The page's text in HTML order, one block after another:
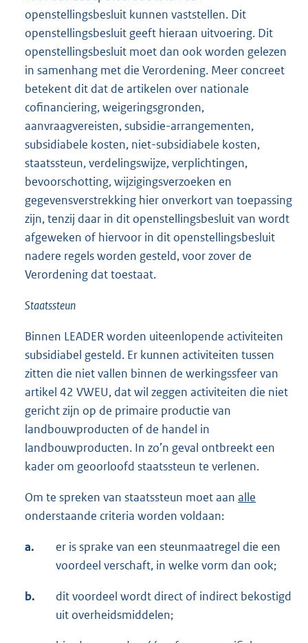
openstellingsbesluit kunnen vaststellen. Dit
openstellingsbesluit geeft hieraan uitvoering. Dit
openstellingsbesluit moet dan ook worden gelezen
in samenhang met die Verordening. Meer concreet
betekent dit dat de artikelen over nationale
cofinanciering, weigeringsgronden,
aanvraagvereisten, subsidie-arrangementen,
subsidiabele kosten, niet-subsidiabele kosten,
staatssteun, verdelingswijze, verplichtingen,
bevoorschotting, wijzigingsverzoeken en
gegevensverstrekking hier onverkort van toepassing
zijn, tenzij daar in dit openstellingsbesluit van wordt
afgeweken of hiervoor in dit openstellingsbesluit
nadere regels worden gesteld, voor zover de
Verordening dat toestaat.
Staatssteun
Binnen LEADER worden uiteenlopende activiteiten
subsidiabel gesteld. Er kunnen activiteiten tussen
zitten die niet vallen binnen de werkingssfeer van
artikel 42 VWEU, dat wil zeggen activiteiten die niet
gericht zijn op de primaire productie van
landbouwproducten of de handel in
landbouwproducten. In zo’n geval ontbreekt een
kader om geoorloofd staatssteun te verlenen.
Om te spreken van staatssteun moet aan alle
onderstaande criteria worden voldaan:
a.
er is sprake van een steunmaatregel die een
voordeel verschaft, in welke vorm dan ook;
b.
dit voordeel wordt direct of indirect bekostigd
uit overheidsmiddelen;